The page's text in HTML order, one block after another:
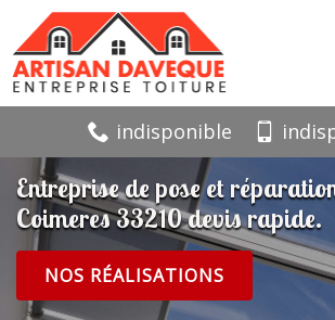
indisponible
Entreprise de pose et
Coimeres 33210 devis rapide.
NOS RÉALISATIONS